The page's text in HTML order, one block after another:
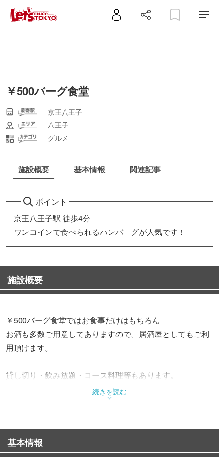
￥500バーグ食堂
京王八王子
八王子
グルメ
施設概要 基本情報 関連記事
ポイント
京王八王子駅 徒歩4分
ワンコインで食べられるハンバーグが人気です！
施設概要
￥500バーグ食堂ではお食事だけはもちろん
お酒も多数ご用意してありますので、居酒屋としてもご利
用頂けます。
貸し切り・飲み放題・コース料理等もあります。
続きを読む
基本情報